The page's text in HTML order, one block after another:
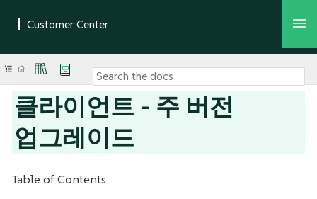
클라이언트 - 주 버전
업그레이드
Table of Contents